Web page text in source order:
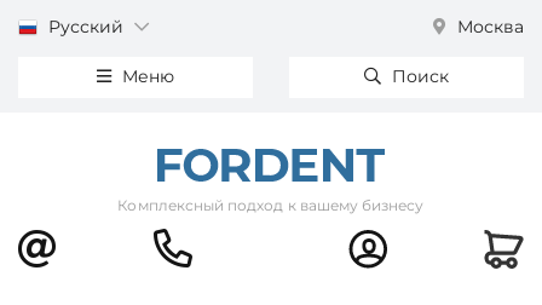
Русский Москва
Меню Поиск
Комплексный подход к вашему бизнесу